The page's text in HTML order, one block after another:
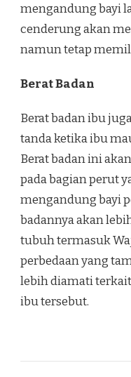
mengandung bayi
cenderung akan
namun tetap
Berat Badan
Berat badan ibu
tanda ketika ibu
Berat badan ini
pada bagian perut
mengandung bayi
badannya akan
tubuh termasuk
perbedaan yang
lebih diamati
ibu tersebut.